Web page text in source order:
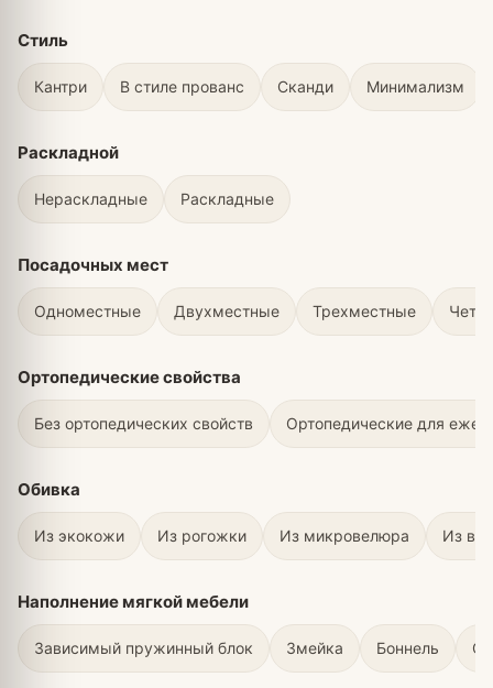
Стиль
Кантри В стиле прованс Сканди Минимализм
Раскладной
Нераскладные Раскладные
Посадочных мест
Одноместные Двухместные Трехместные
Ортопедические свойства
Без ортопедических свойств Ортопедические для
Обивка
Из экокожи Из рогожки Из микровелюра Из
Наполнение мягкой мебели
Зависимый пружинный блок Змейка Боннель С